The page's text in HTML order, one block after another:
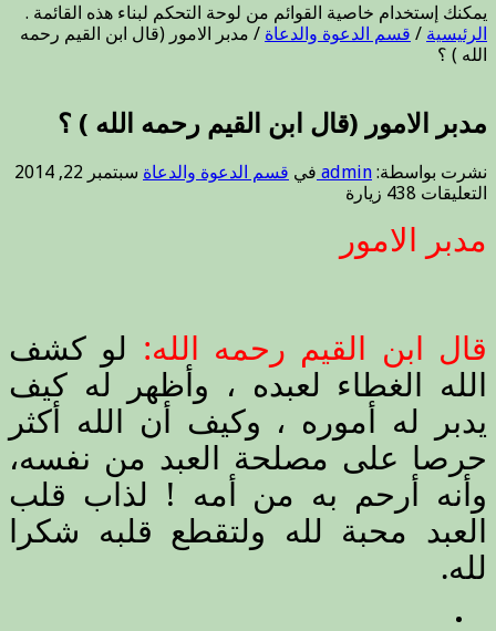
يمكنك إستخدام خاصية القوائم من لوحة التحكم لبناء هذه القائمة .
الرئيسية / قسم الدعوة والدعاة / مدبر الامور (قال ابن القيم رحمه
الله ) ؟
مدبر الامور (قال ابن القيم رحمه الله ) ؟
نشرت بواسطة: admin في قسم الدعوة والدعاة سبتمبر 22, 2014
التعليقات على
الامور
(قال
)
مغلقة
438 زيارة
مدبر الامور
قال ابن القيم رحمه الله: لو كشف
الله الغطاء لعبده ، وأظهر له كيف
يدبر له أموره ، وكيف أن الله أكثر
حرصا على مصلحة العبد من نفسه،
وأنه أرحم به من أمه ! لذاب قلب
العبد محبة لله ولتقطع قلبه شكرا
لله.